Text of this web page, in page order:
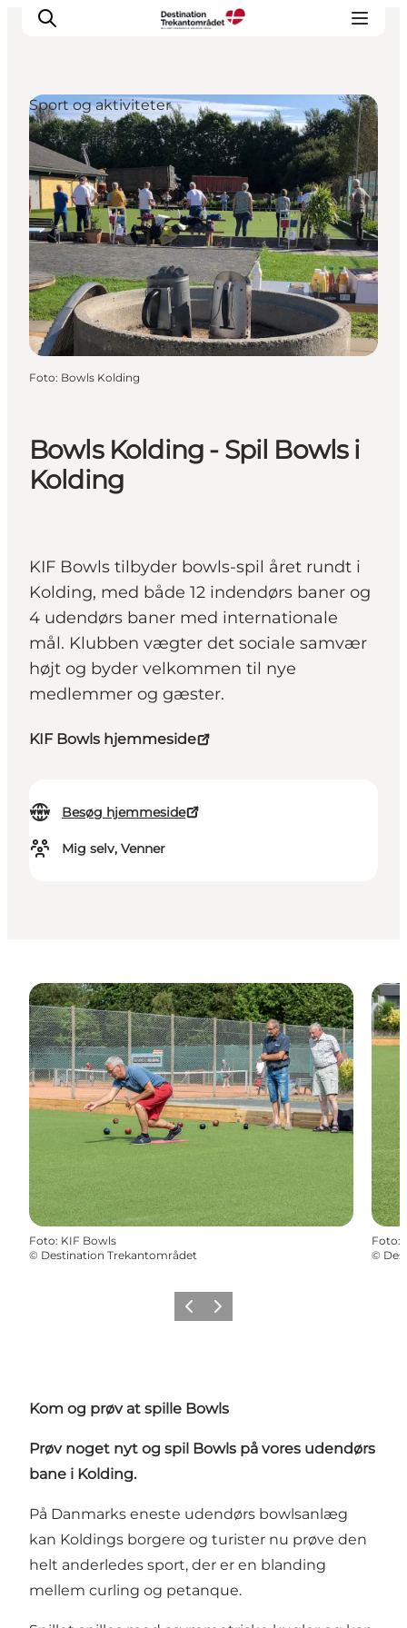
LEGOLAND® Billund Resort
Byer
Det sker
Overnatning
Planlæg din rejse
Køb
Bowls Kolding - Spil Bowls i
Kolding
KIF Bowls tilbyder bowls-spil året rundt i
Kolding, med både 12 indendørs baner og
4 udendørs baner med internationale
mål. Klubben vægter det sociale samvær
højt og byder velkommen til nye
medlemmer og gæster.
KIF Bowls hjemmeside
Besøg hjemmeside
Mig selv, Venner
Sport og aktiviteter
Foto: Bowls Kolding
Foto: KIF Bowls
© Destination Trekantområdet
Foto:
©
Forrige billede
Næste billede
Kom og prøv at spille Bowls
Prøv noget nyt og spil Bowls på vores udendørs
bane i Kolding.
På Danmarks eneste udendørs bowlsanlæg
kan Koldings borgere og turister nu prøve den
helt anderledes sport, der er en blanding
mellem curling og petanque.